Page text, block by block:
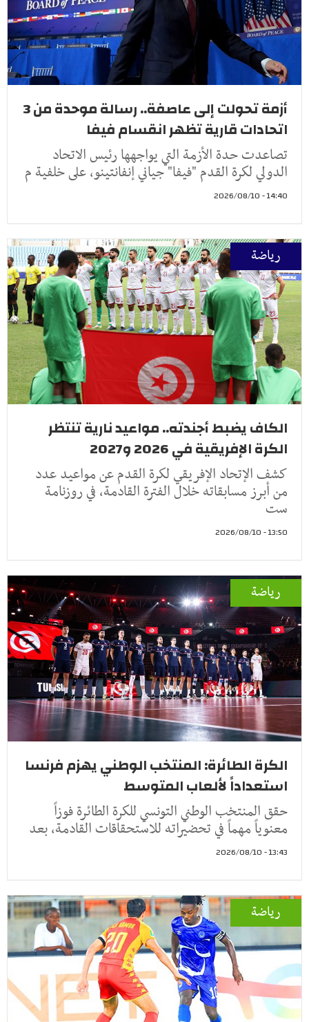
أزمة تحولت إلى عاصفة.. رسالة موحدة من 3
اتحادات قارية تظهر انقسام فيفا
تصاعدت حدة الأزمة التي يواجهها رئيس الاتحاد
الدولي لكرة القدم "فيفا" جياني إنفانتينو، على خلفية م
14:40 - 2026/08/10
رياضة
الكاف يضبط أجندته.. مواعيد نارية تنتظر
الكرة الإفريقية في 2026 و2027
كشف الإتحاد الإفريقي لكرة القدم عن مواعيد عدد
من أبرز مسابقاته خلال الفترة القادمة، في روزنامة
ست
13:50 - 2026/08/10
رياضة
الكرة الطائرة: المنتخب الوطني يهزم فرنسا
استعداداً لألعاب المتوسط
حقق المنتخب الوطني التونسي للكرة الطائرة فوزاً
معنوياً مهماً في تحضيراته للاستحقاقات القادمة، بعد
13:43 - 2026/08/10
رياضة